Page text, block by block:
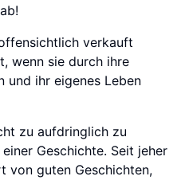
verkauft
wenn sie durch ihre
und ihr eigenes Leben
zu aufdringlich zu
Geschichte. Seit jeher
von guten Geschichten,